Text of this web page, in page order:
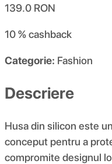
139.0 RON
10 %cashback
Categorie: Fashion
Descriere
Husa din silicon este
conceput pentru a
compromite designul